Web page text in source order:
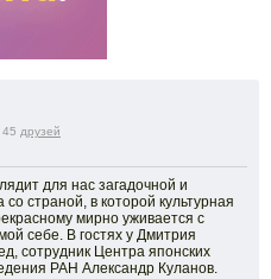
друзей
для нас загадочной и
страной, в которой культурная
мирно уживается с
себе. В гостях у Дмитрия
сотрудник Центра японских
РАН Александр Куланов.